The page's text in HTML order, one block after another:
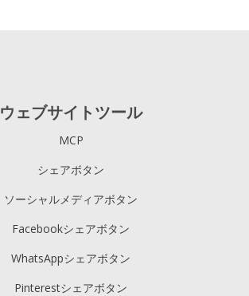
ウェブサイトツール
MCP
シェアボタン
ソーシャルメディアボタン
Facebookシェアボタン
WhatsAppシェアボタン
Pinterestシェアボタン